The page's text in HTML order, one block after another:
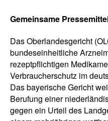
Gemeinsame
Das Oberlandesgericht
bundeseinheitliche
rezeptpflichtigen
Verbraucherschutz im
Das bayerische Gericht
Berufung einer
gegen ein Urteil des